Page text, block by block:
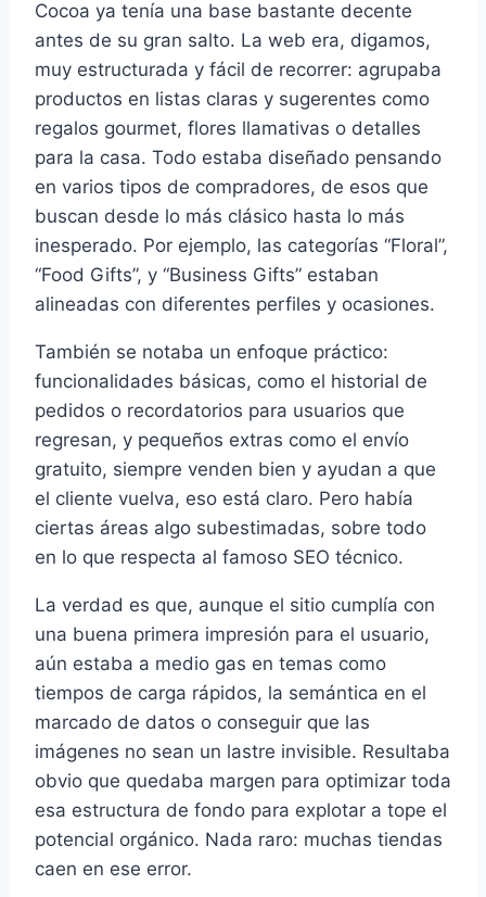
Cocoa ya tenía una base bastante decente
antes de su gran salto. La web era, digamos,
muy estructurada y fácil de recorrer: agrupaba
productos en listas claras y sugerentes como
regalos gourmet, flores llamativas o detalles
para la casa. Todo estaba diseñado pensando
en varios tipos de compradores, de esos que
buscan desde lo más clásico hasta lo más
inesperado. Por ejemplo, las categorías “Floral”,
“Food Gifts”, y “Business Gifts” estaban
alineadas con diferentes perfiles y ocasiones.
También se notaba un enfoque práctico:
funcionalidades básicas, como el historial de
pedidos o recordatorios para usuarios que
regresan, y pequeños extras como el envío
gratuito, siempre venden bien y ayudan a que
el cliente vuelva, eso está claro. Pero había
ciertas áreas algo subestimadas, sobre todo
en lo que respecta al famoso SEO técnico.
La verdad es que, aunque el sitio cumplía con
una buena primera impresión para el usuario,
aún estaba a medio gas en temas como
tiempos de carga rápidos, la semántica en el
marcado de datos o conseguir que las
imágenes no sean un lastre invisible. Resultaba
obvio que quedaba margen para optimizar toda
esa estructura de fondo para explotar a tope el
potencial orgánico. Nada raro: muchas tiendas
caen en ese error.